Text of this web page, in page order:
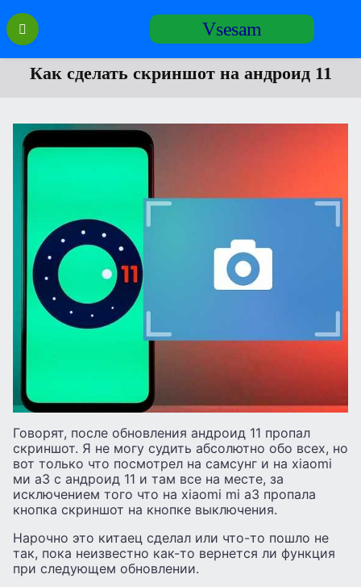
Перейти
содержанию
Vsesam
Как сделать скриншот на андроид 11
Говорят, после обновления андроид 11 пропал
скриншот. Я не могу судить абсолютно обо всех, но
вот только что посмотрел на самсунг и на xiaomi
ми а3 с андроид 11 и там все на месте, за
исключением того что на xiaomi mi a3 пропала
кнопка скриншот на кнопке выключения.
Нарочно это китаец сделал или что-то пошло не
так, пока неизвестно как-то вернется ли функция
при следующем обновлении.